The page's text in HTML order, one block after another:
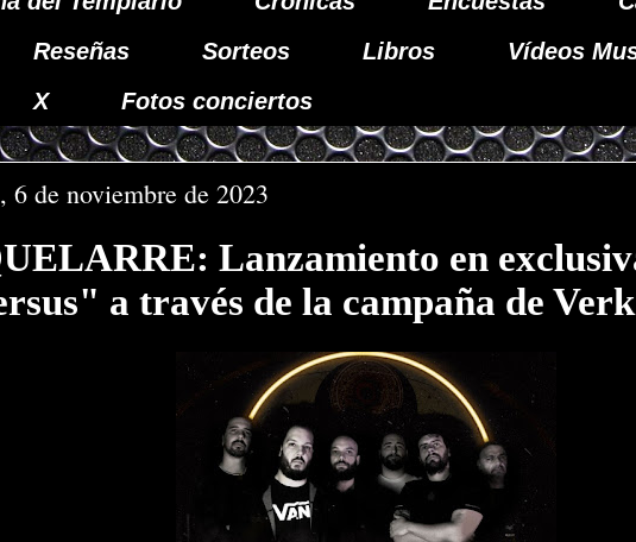
Reseñas Sorteos Libros
Vídeos
X Fotos conciertos
6 de noviembre de 2023
Lanzamiento en
a través de la campaña de